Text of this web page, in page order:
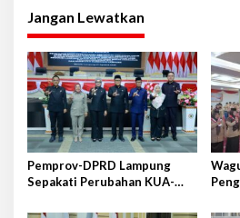
g
a
s
i
p
o
s
Jangan Lewatkan
Pemprov-DPRD Lampung
Sepakati Perubahan KUA-
Intan